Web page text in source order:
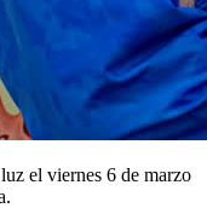
el viernes 6 de marzo